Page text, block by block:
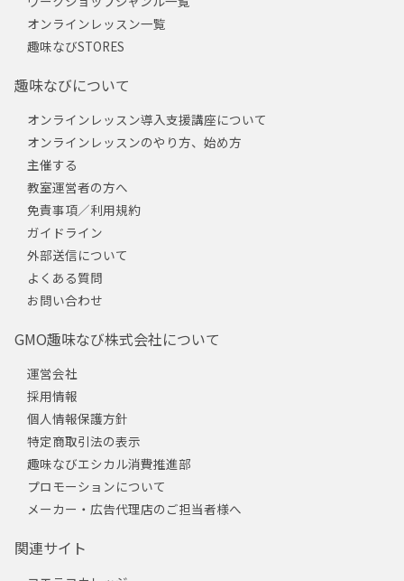
オンラインレッスン一覧
趣味なびSTORES
趣味なびについて
オンラインレッスン導入支援講座について
オンラインレッスンのやり方、始め方
主催する
教室運営者の方へ
免責事項／利用規約
ガイドライン
外部送信について
よくある質問
お問い合わせ
GMO趣味なび株式会社について
運営会社
採用情報
個人情報保護方針
特定商取引法の表示
趣味なびエシカル消費推進部
プロモーションについて
メーカー・広告代理店のご担当者様へ
関連サイト